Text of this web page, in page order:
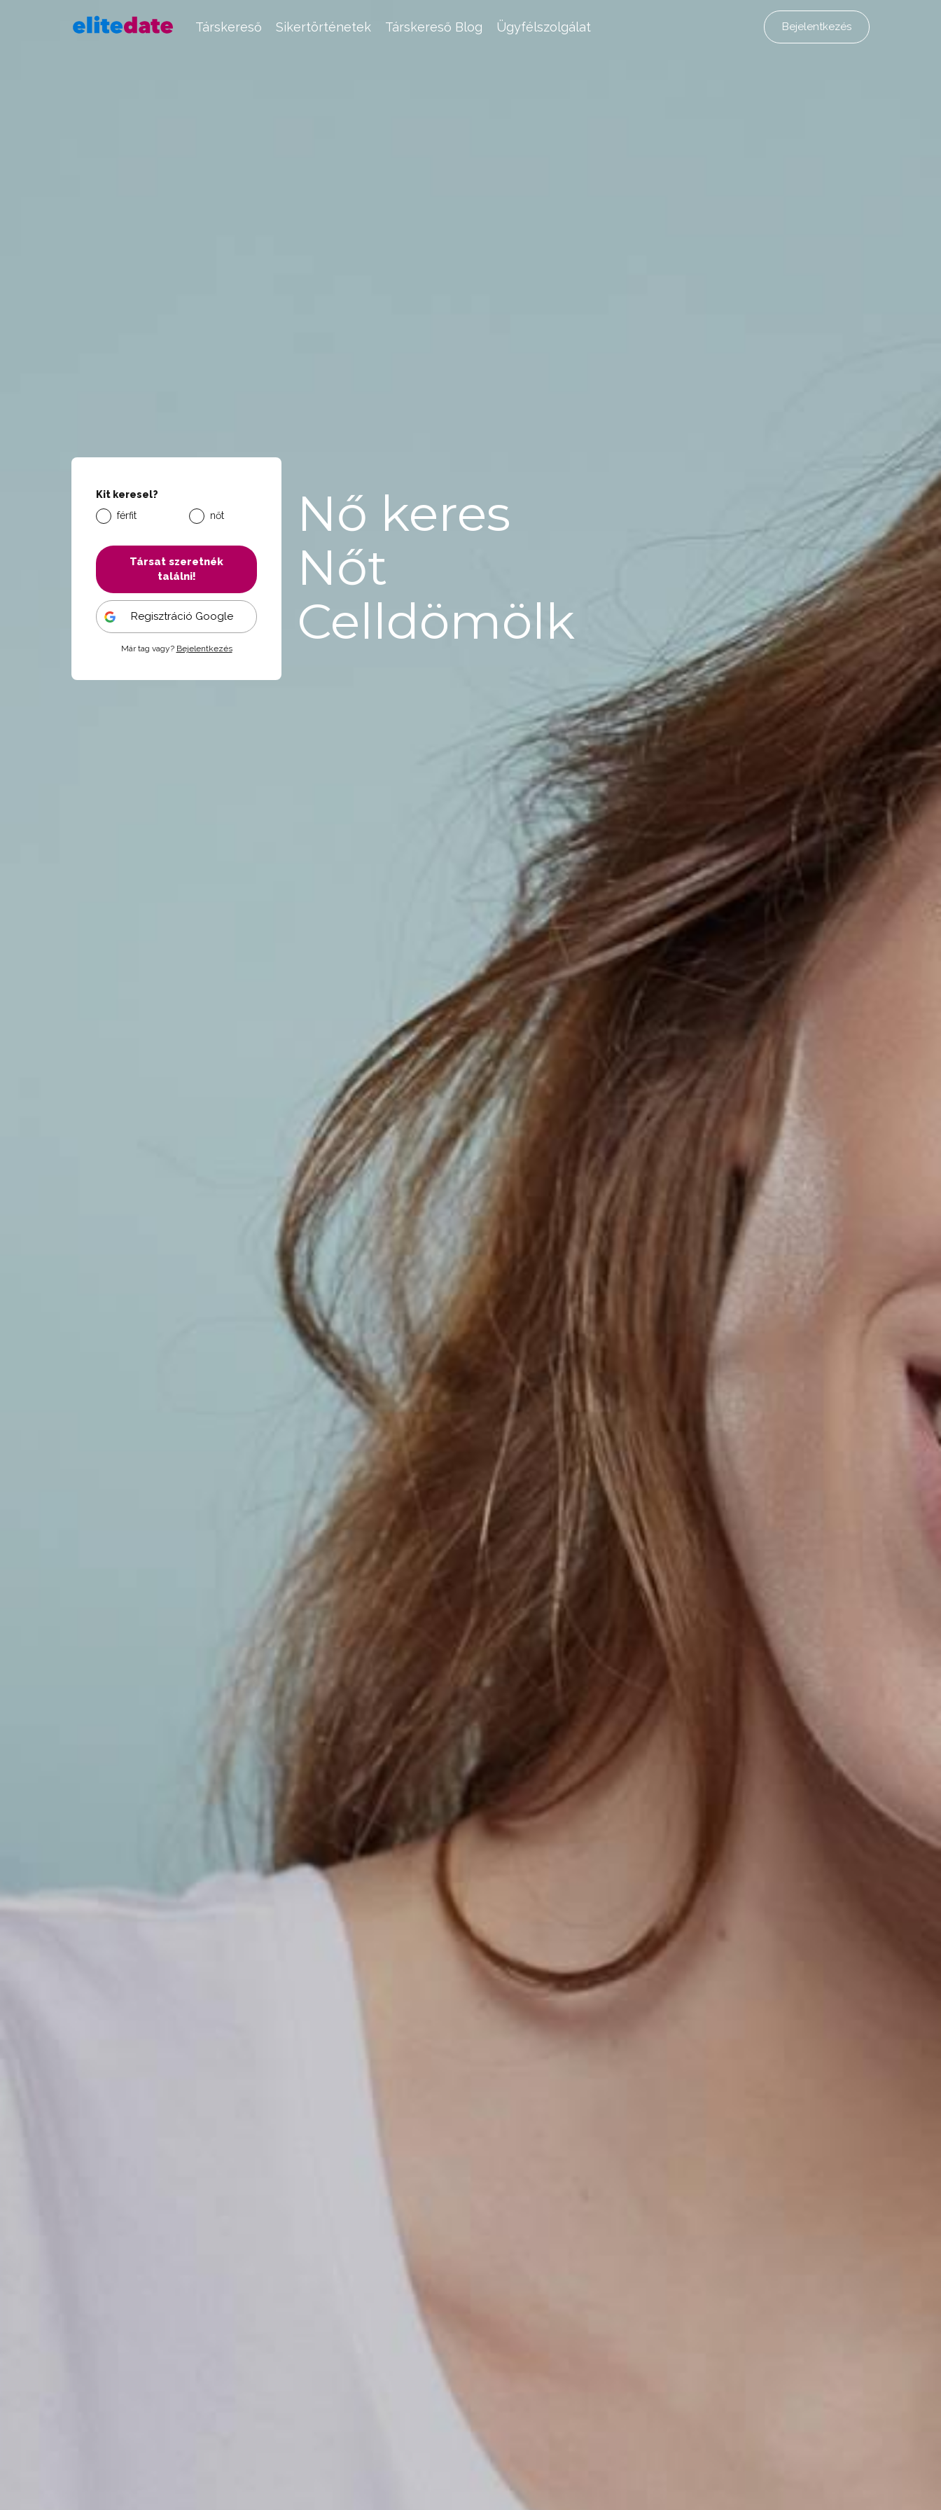
Társkereső Sikertörténetek Társkereső Blog Ügyfélszolgálat Bejelentkezés
Kit keresel?
férfit
nőt
Társat szeretnék
találni!
Regisztráció Google
Már tag vagy? Bejelentkezés
Nő keres
Nőt
Celldömölk